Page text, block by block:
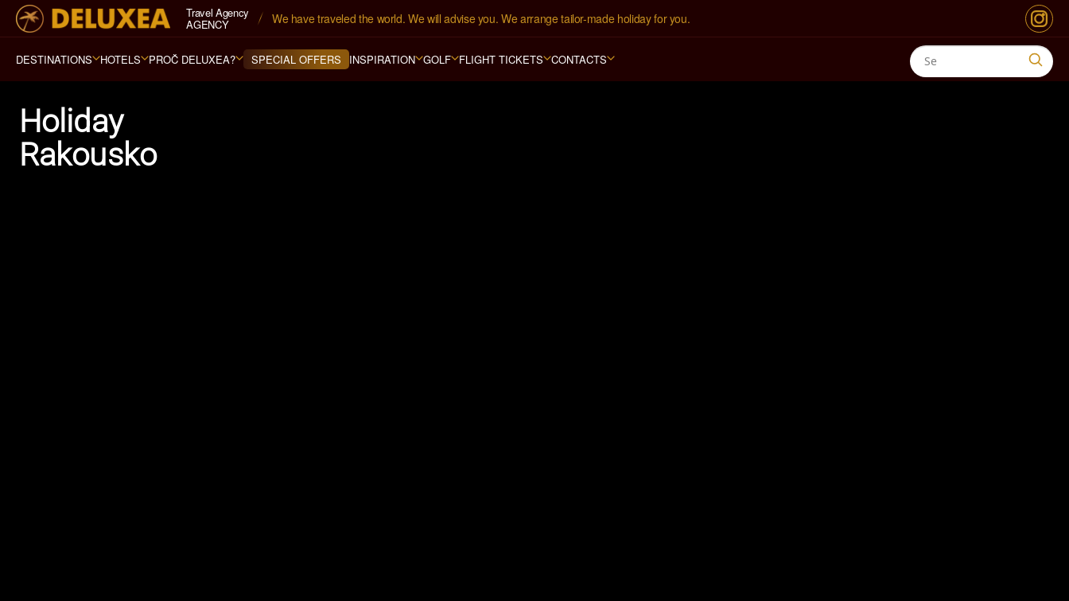
Travel Agency
AGENCY We have traveled the world. We will advise you. We arrange tailor-made holiday for you.
DESTINATIONS HOTELS PROČ DELUXEA? SPECIAL OFFERS INSPIRATION GOLF FLIGHT TICKETS CONTACTS
Holiday
Rakousko